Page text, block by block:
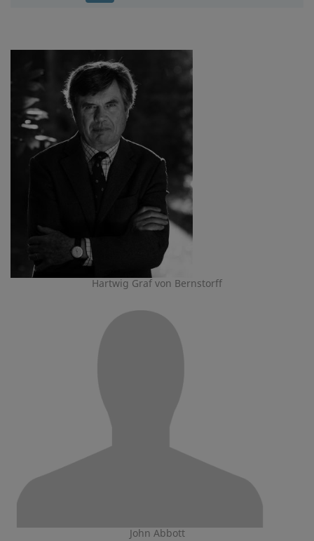
Hartwig Graf von Bernstorff
John Abbott